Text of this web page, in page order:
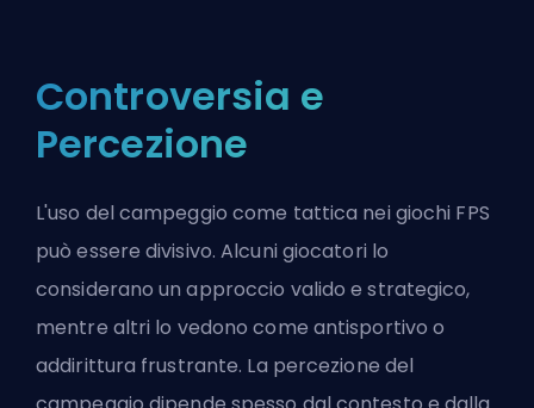
Controversia e
Percezione
L'uso del campeggio come tattica nei giochi FPS
può essere divisivo. Alcuni giocatori lo
considerano un approccio valido e strategico,
mentre altri lo vedono come antisportivo o
addirittura frustrante. La percezione del